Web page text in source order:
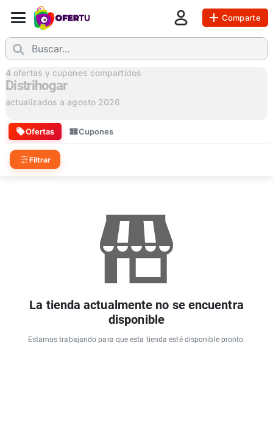
Comparte
4 ofertas y cupones compartidos
Distrihogar
actualizados a agosto 2026
Ofertas Cupones
Filtrar
La tienda actualmente no se encuentra
disponible
Estamos trabajando para que esta tienda esté disponible pronto.